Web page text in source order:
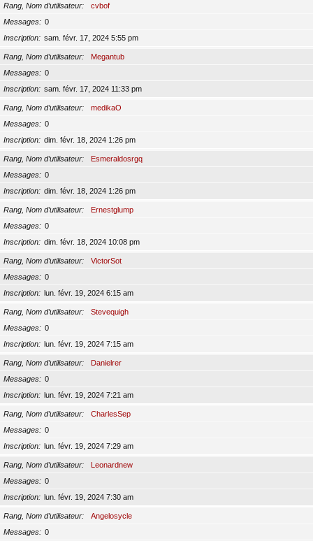
Rang, Nom d’utilisateur
cvbof
Messages
0
Inscription
sam. févr. 17, 2024 5:55 pm
Rang, Nom d’utilisateur
Megantub
Messages
0
Inscription
sam. févr. 17, 2024 11:33 pm
Rang, Nom d’utilisateur
medikaO
Messages
0
Inscription
dim. févr. 18, 2024 1:26 pm
Rang, Nom d’utilisateur
Esmeraldosrgq
Messages
0
Inscription
dim. févr. 18, 2024 1:26 pm
Rang, Nom d’utilisateur
Ernestglump
Messages
0
Inscription
dim. févr. 18, 2024 10:08 pm
Rang, Nom d’utilisateur
VictorSot
Messages
0
Inscription
lun. févr. 19, 2024 6:15 am
Rang, Nom d’utilisateur
Stevequigh
Messages
0
Inscription
lun. févr. 19, 2024 7:15 am
Rang, Nom d’utilisateur
Danielrer
Messages
0
Inscription
lun. févr. 19, 2024 7:21 am
Rang, Nom d’utilisateur
CharlesSep
Messages
0
Inscription
lun. févr. 19, 2024 7:29 am
Rang, Nom d’utilisateur
Leonardnew
Messages
0
Inscription
lun. févr. 19, 2024 7:30 am
Rang, Nom d’utilisateur
Angelosycle
Messages
0